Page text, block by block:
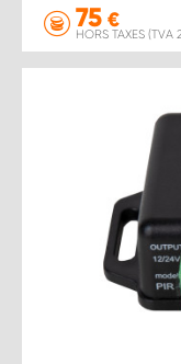
75 €
HORS TAXES (TVA